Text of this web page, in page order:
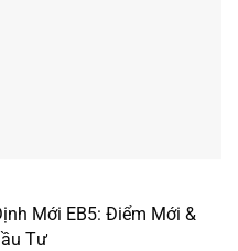
Mới EB5: Điểm Mới &
Tư